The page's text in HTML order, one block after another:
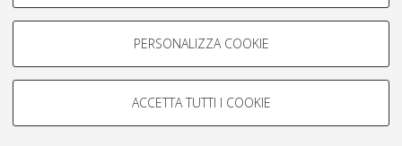
Si tratta di cookie utilizzati per analizzare le caratteristiche della
navigazione degli utenti, creare profili in base al loro comportamento
Mostra cookie di profilazione
COOKIE TECNICI - NECESSARI
PERSONALIZZA COOKIE
ACCETTA TUTTI I COOKIE
Condizioni d’uso del sito